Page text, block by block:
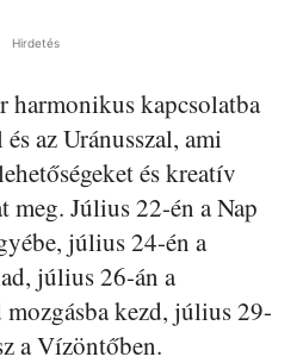
Hirdetés
harmonikus kapcsolatba
az Uránusszal, ami
és kreatív
meg. Július 22-én a Nap
július 24-én a
július 26-án a
kezd, július 29-
a Vízöntőben.